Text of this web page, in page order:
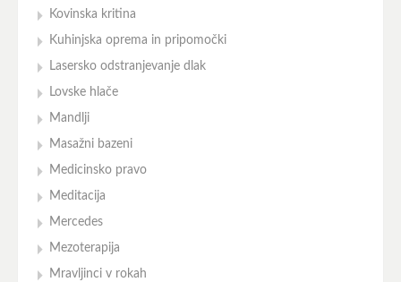
Kovinska kritina
Kuhinjska oprema in pripomočki
Lasersko odstranjevanje dlak
Lovske hlače
Mandlji
Masažni bazeni
Medicinsko pravo
Meditacija
Mercedes
Mezoterapija
Mravljinci v rokah